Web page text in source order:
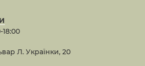
18:00
Л. Українки, 20